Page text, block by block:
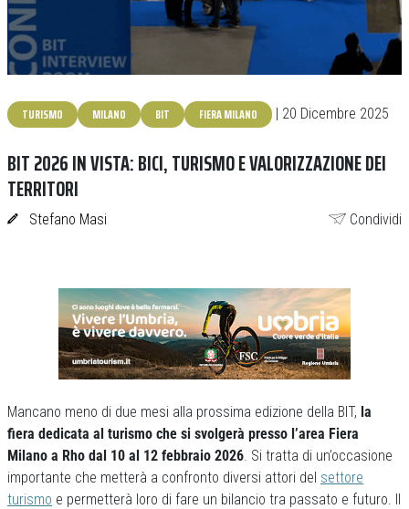
TURISMO MILANO BIT FIERA MILANO | 20 Dicembre 2025
BIT 2026 IN VISTA: BICI, TURISMO E VALORIZZAZIONE DEI
TERRITORI
Stefano Masi Condividi
Mancano meno di due mesi alla prossima edizione della BIT, la
fiera dedicata al turismo che si svolgerà presso l’area Fiera
Milano a Rho dal 10 al 12 febbraio 2026. Si tratta di un’occasione
importante che metterà a confronto diversi attori del settore
turismo e permetterà loro di fare un bilancio tra passato e futuro. Il